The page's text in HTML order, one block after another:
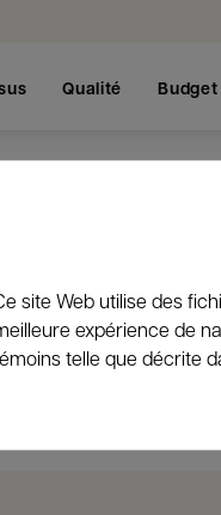
Qualité Budget
profondément
Notre équipe
site Web utilise des
expérience de
telle que décrite